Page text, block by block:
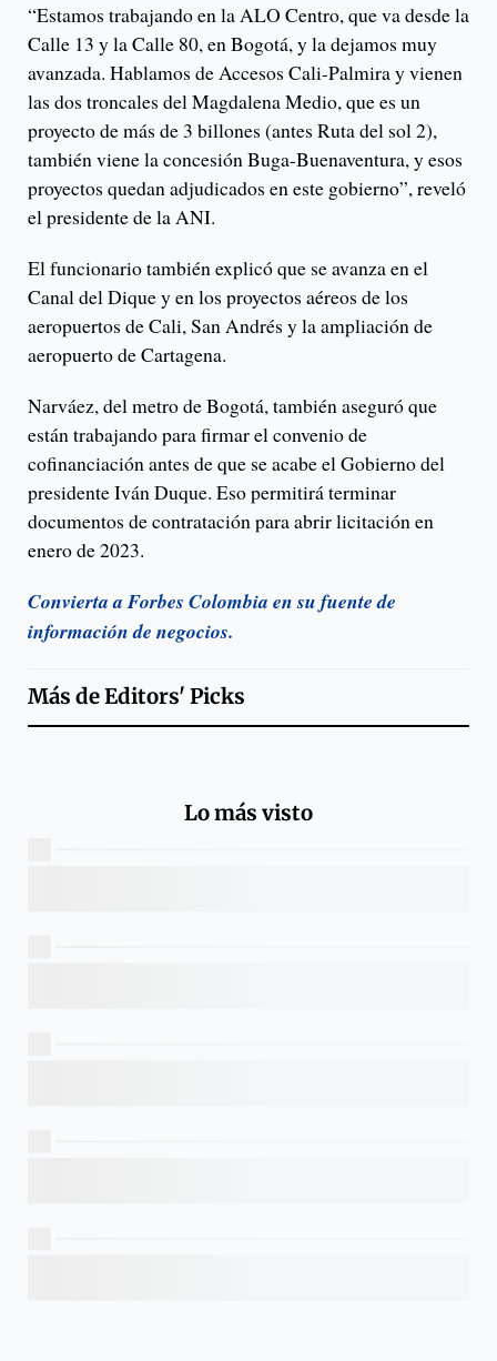
“Estamos trabajando en la ALO Centro, que va desde la
Calle 13 y la Calle 80, en Bogotá, y la dejamos muy
avanzada. Hablamos de Accesos Cali-Palmira y vienen
las dos troncales del Magdalena Medio, que es un
proyecto de más de 3 billones (antes Ruta del sol 2),
también viene la concesión Buga-Buenaventura, y esos
proyectos quedan adjudicados en este gobierno”, reveló
el presidente de la ANI.
El funcionario también explicó que se avanza en el
Canal del Dique y en los proyectos aéreos de los
aeropuertos de Cali, San Andrés y la ampliación de
aeropuerto de Cartagena.
Narváez, del metro de Bogotá, también aseguró que
están trabajando para firmar el convenio de
cofinanciación antes de que se acabe el Gobierno del
presidente Iván Duque. Eso permitirá terminar
documentos de contratación para abrir licitación en
enero de 2023.
Convierta a Forbes Colombia en su fuente de
información de negocios.
Más deEditors' Picks
Lo más visto